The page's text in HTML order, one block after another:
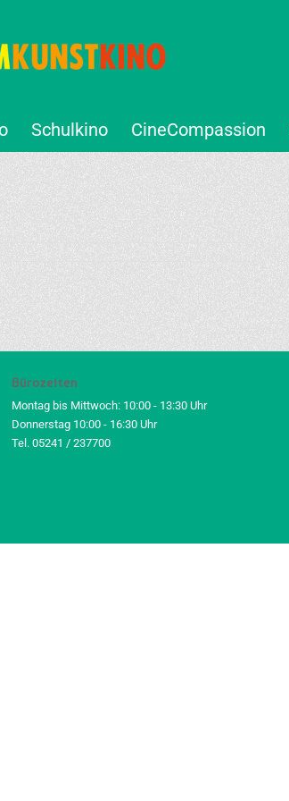
Schulkino CineCompassion
Bürozeiten
Montag bis Mittwoch: 10:00 - 13:30 Uhr
Donnerstag 10:00 - 16:30 Uhr
Tel. 05241 / 237700